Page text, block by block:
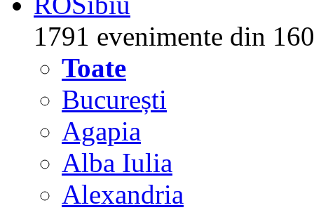
1791 evenimente din
Toate
București
Agapia
Alba Iulia
Alexandria